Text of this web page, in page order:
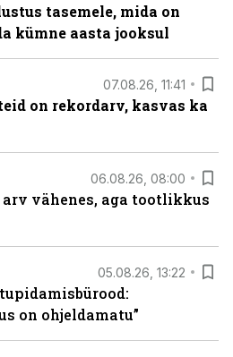
tasemele, mida on
kümne aasta jooksul
07.08.26, 11:41
on rekordarv, kasvas ka
06.08.26, 08:00
vähenes, aga tootlikkus
05.08.26, 13:22
on ohjeldamatu”